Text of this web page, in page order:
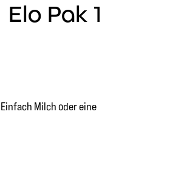
Pak 1
Milch oder eine